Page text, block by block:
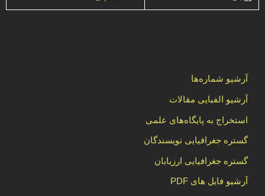
آرشیو شماره‌ها
آرشیو الفبایی مقالات
استخراج به پایگاه‌های علمی
گستره جغرافیایی نویسندگان
گستره جغرافیایی ارزیابان
آرشیو فایل های PDF